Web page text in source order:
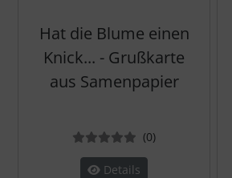
Hat die Blume einen
Knick... - Grußkarte
aus Samenpapier
(0Bewertungen
)
Details